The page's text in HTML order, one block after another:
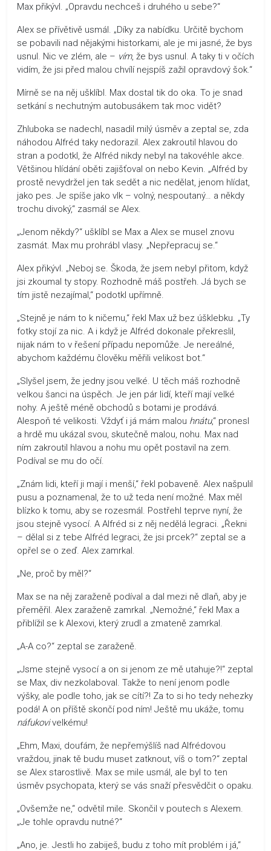
Max přikývl. „Opravdu nechceš i druhého u sebe?“
Alex se přívětivě usmál. „Díky za nabídku. Určitě bychom
se pobavili nad nějakými historkami, ale je mi jasné, že bys
usnul. Nic ve zlém, ale – vím, že bys usnul. A taky ti v očích
vidím, že jsi před malou chvílí nejspíš zažil opravdový šok.“
Mírně se na něj ušklíbl. Max dostal tik do oka. To je snad
setkání s nechutným autobusákem tak moc vidět?
Zhluboka se nadechl, nasadil milý úsměv a zeptal se, zda
náhodou Alfréd taky nedorazil. Alex zakroutil hlavou do
stran a podotkl, že Alfréd nikdy nebyl na takovéhle akce.
Většinou hlídání oběti zajišťoval on nebo Kevin. „Alfréd by
prostě nevydržel jen tak sedět a nic nedělat, jenom hlídat,
jako pes. Je spíše jako vlk – volný, nespoutaný… a někdy
trochu divoký,“ zasmál se Alex.
„Jenom někdy?“ ušklíbl se Max a Alex se musel znovu
zasmát. Max mu prohrábl vlasy. „Nepřepracuj se.“
Alex přikývl. „Neboj se. Škoda, že jsem nebyl přitom, když
jsi zkoumal ty stopy. Rozhodně máš postřeh. Já bych se
tím jistě nezajímal,“ podotkl upřímně.
„Stejně je nám to k ničemu,“ řekl Max už bez úšklebku. „Ty
fotky stojí za nic. A i když je Alfréd dokonale překreslil,
nijak nám to v řešení případu nepomůže. Je nereálné,
abychom každému člověku měřili velikost bot.“
„Slyšel jsem, že jedny jsou velké. U těch máš rozhodně
velkou šanci na úspěch. Je jen pár lidí, kteří mají velké
nohy. A ještě méně obchodů s botami je prodává.
Alespoň té velikosti. Vždyť i já mám malou hnátu,“ pronesl
a hrdě mu ukázal svou, skutečně malou, nohu. Max nad
ním zakroutil hlavou a nohu mu opět postavil na zem.
Podíval se mu do očí.
„Znám lidi, kteří ji mají i menší,“ řekl pobaveně. Alex našpulil
pusu a poznamenal, že to už teda není možné. Max měl
blízko k tomu, aby se rozesmál. Postřehl teprve nyní, že
jsou stejně vysocí. A Alfréd si z něj nedělá legraci. „Řekni
– dělal si z tebe Alfréd legraci, že jsi prcek?“ zeptal se a
opřel se o zeď. Alex zamrkal.
„Ne, proč by měl?“
Max se na něj zaraženě podíval a dal mezi ně dlaň, aby je
přeměřil. Alex zaraženě zamrkal. „Nemožné,“ řekl Max a
přiblížil se k Alexovi, který zrudl a zmateně zamrkal.
„A-A co?“ zeptal se zaraženě.
„Jsme stejně vysocí a on si jenom ze mě utahuje?!“ zeptal
se Max, div nezkolaboval. Takže to není jenom podle
výšky, ale podle toho, jak se cítí?! Za to si ho tedy nehezky
podá! A on příště skončí pod ním! Ještě mu ukáže, tomu
náfukovivelkému!
„Ehm, Maxi, doufám, že nepřemýšlíš nad Alfrédovou
vraždou, jinak tě budu muset zatknout, víš o tom?“ zeptal
se Alex starostlivě. Max se mile usmál, ale byl to ten
úsměv psychopata, který se vás snaží přesvědčit o opaku.
„Ovšemže ne,“ odvětil mile. Skončil v poutech s Alexem.
„Je tohle opravdu nutné?“
„Ano, je. Jestli ho zabiješ, budu z toho mít problém i já,“